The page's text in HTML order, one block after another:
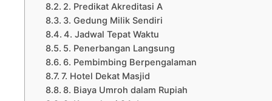
2. Predikat Akreditasi A
3. Gedung Milik Sendiri
4. Jadwal Tepat Waktu
5. Penerbangan Langsung
6. Pembimbing Berpengalaman
7. Hotel Dekat Masjid
8. Biaya Umroh dalam Rupiah